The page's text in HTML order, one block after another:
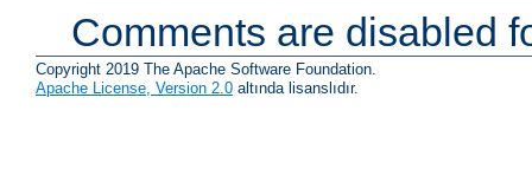
Comments are disabled
Copyright 2019 The Apache Software Foundation.
Apache License, Version 2.0 altında lisanslıdır.